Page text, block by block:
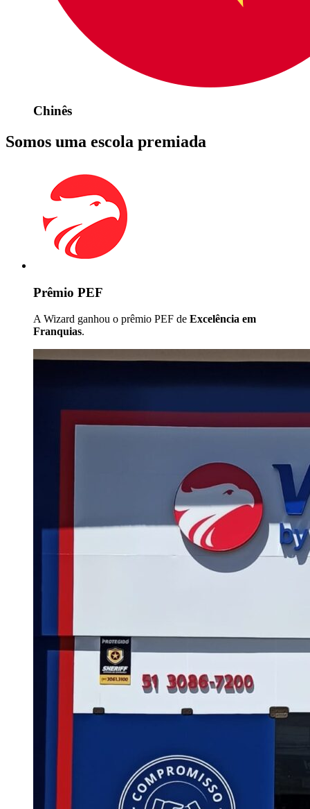
Chinês
Somos uma escola premiada
Prêmio PEF
A Wizard ganhou o prêmio PEF de Excelência em
Franquias.